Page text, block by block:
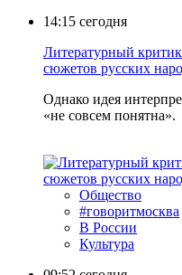
14:15 сегодня
Литературный
сюжетов русских
Однако идея
«не совсем понятна».
Общество
#говоритмосква
В России
Культура